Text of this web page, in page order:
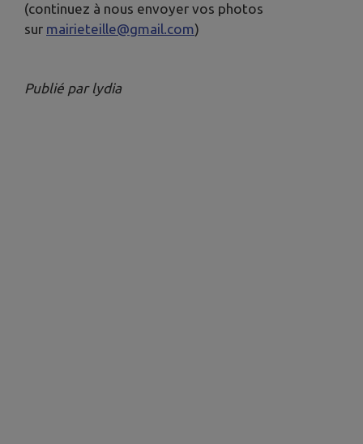
(continuez à nous envoyer vos photos
sur mairieteille@gmail.com)
Publié par lydia